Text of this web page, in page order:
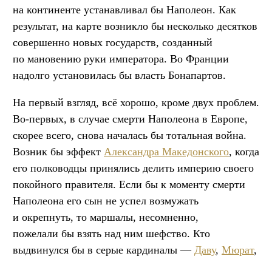
на континенте устанавливал бы Наполеон. Как
результат, на карте возникло бы несколько десятков
совершенно новых государств, созданный
по мановению руки императора. Во Франции
надолго установилась бы власть Бонапартов.
На первый взгляд, всё хорошо, кроме двух проблем.
Во-первых, в случае смерти Наполеона в Европе,
скорее всего, снова началась бы тотальная война.
Возник бы эффект Александра Македонского, когда
его полководцы принялись делить империю своего
покойного правителя. Если бы к моменту смерти
Наполеона его сын не успел возмужать
и окрепнуть, то маршалы, несомненно,
пожелали бы взять над ним шефство. Кто
выдвинулся бы в серые кардиналы — Даву, Мюрат,